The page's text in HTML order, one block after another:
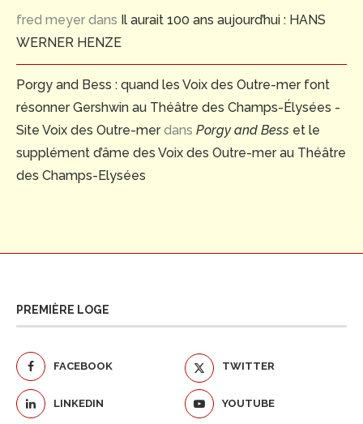
fred meyer dans Il aurait 100 ans aujourd’hui : HANS
WERNER HENZE
Porgy and Bess : quand les Voix des Outre-mer font
résonner Gershwin au Théâtre des Champs-Élysées -
Site Voix des Outre-merdans Porgy and Bess et le
supplément d’âme des Voix des Outre-mer au Théâtre
des Champs-Elysées
PREMIÈRE LOGE
FACEBOOK TWITTER
LINKEDIN YOUTUBE